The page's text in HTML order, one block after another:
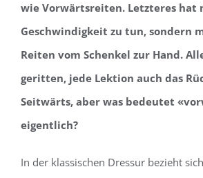
wie Vorwärtsreiten. Letzteres hat
Geschwindigkeit zu tun, sondern
Reiten vom Schenkel zur Hand.
geritten, jede Lektion auch das
Seitwärts, aber was bedeutet
eigentlich?
In der klassischen Dressur bezieht